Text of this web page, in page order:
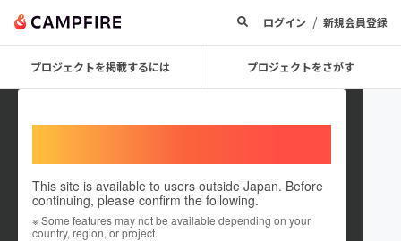
ログイン / 新規会員登録
プロジェクトを掲載するには プロジェクトをさがす
This site is available to users outside Japan. Before
continuing, please confirm the following.
※ Some features may not be available depending on your
country, region, or project.
ww88ren